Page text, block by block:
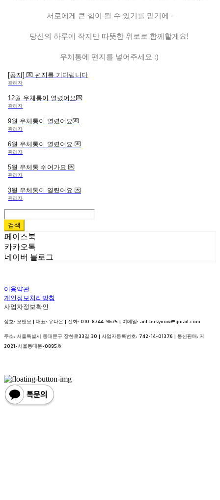
서로에게 큰 힘이 될 수 있기를 믿기에 -
당신의 하루에 작지만 따뜻한 위로로 함께할게요!
우체통에 편지를 넣어주세요 :)
[공지] 💌 편지를 기다립니다
관리자
12월 우체통이 열렸어요💌
관리자
9월 우체통이 열렸어요💌
관리자
6월 우체통이 열렸어요 💌
관리자
5월 우체통 쉬어가요 💌
관리자
3월 우체통이 열렸어요 💌
관리자
검색
페이스북
카카오톡
네이버 블로그
이용약관
개인정보처리방침
사업자정보확인
상호: 오앤오 | 대표: 유다은 | 전화: 010-8244-9625 | 이메일: ant.busynow@gmail.com
주소: 서울특별시 동대문구 장한로33길 30 | 사업자등록번호: 742-14-01376 | 통신판매: 제
2021-서울동대문-0895호